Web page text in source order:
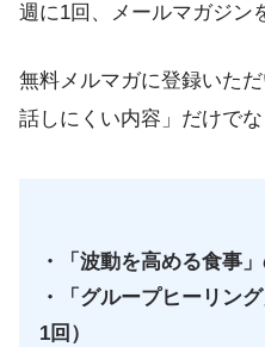
週に1回、メールマガジン
無料メルマガに登録いた
話しにくい内容」だけでな
・「波動を高める食事
・「グループヒーリン
1回）